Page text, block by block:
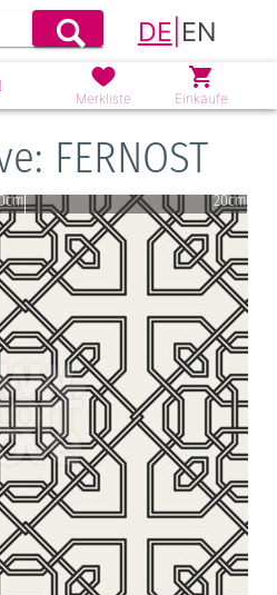
DE EN
Merkliste Einkäufe
FERNOST
20cm